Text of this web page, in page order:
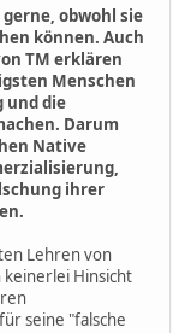
obwohl sie
können. Auch
TM erklären
Menschen
und die
Darum
Native
ihrer
Lehren von
Hinsicht
seine "falsche